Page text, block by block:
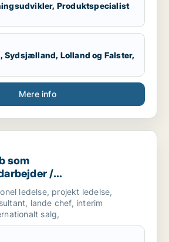
in Product Development,
in Asia, Category
Management, Marketing
International Business,
Strategy. Just bring it on!...
Produktspecialist
Sydsjælland, Lolland og Falster,
Mere info
marketingmedarbejder /
som
/
/ direktør /
ledelse, projekt ledelse,
lande chef, interim
salg,